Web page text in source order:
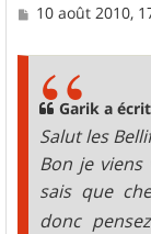
M10 août 2010,
Garik a
Salut les
Bon je
sais que
donc